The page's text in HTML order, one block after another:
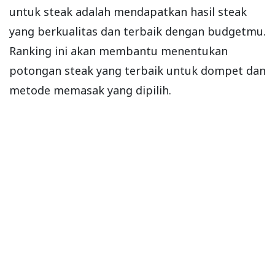
untuk steak adalah mendapatkan hasil steak
yang berkualitas dan terbaik dengan budgetmu.
Ranking ini akan membantu menentukan
potongan steak yang terbaik untuk dompet dan
metode memasak yang dipilih.